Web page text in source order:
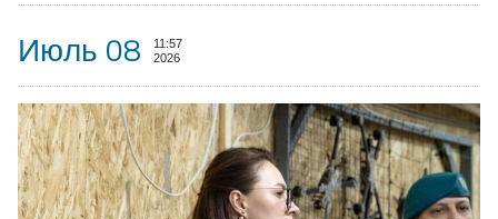
Июль 08
11:57
2026